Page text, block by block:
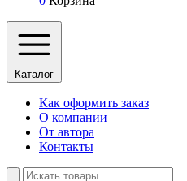
Каталог
Как оформить заказ
О компании
От автора
Контакты